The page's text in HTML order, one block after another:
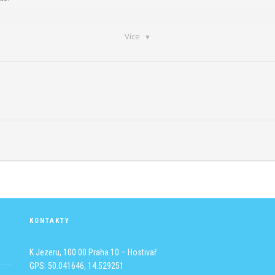
Více
KONTAKTY
K Jezeru, 100 00 Praha 10 – Hostivař
GPS: 50.041646, 14.529251